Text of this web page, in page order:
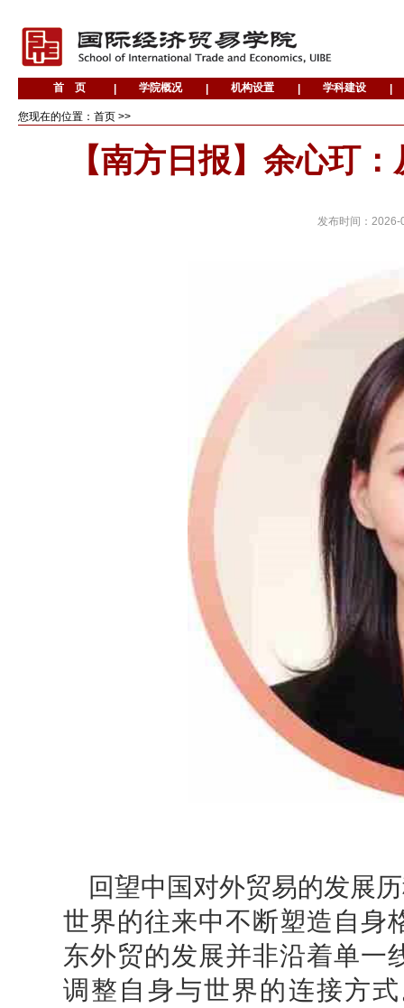
您现在的位置：首页 >>
【南方日报】余心玎
发布时间： 2026-
回望中国对外贸易的发展
世界的往来中不断塑造自身
东外贸的发展并非沿着单一
调整自身与世界的连接方